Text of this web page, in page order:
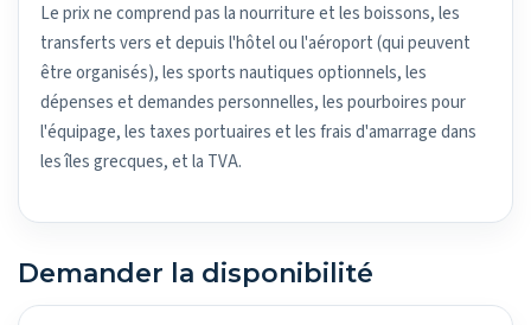
Le prix ne comprend pas la nourriture et les boissons, les
transferts vers et depuis l'hôtel ou l'aéroport (qui peuvent
être organisés), les sports nautiques optionnels, les
dépenses et demandes personnelles, les pourboires pour
l'équipage, les taxes portuaires et les frais d'amarrage dans
les îles grecques, et la TVA.
Demander la disponibilité